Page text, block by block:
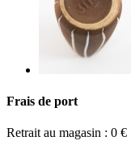
Frais de port
Retrait au magasin : 0 €